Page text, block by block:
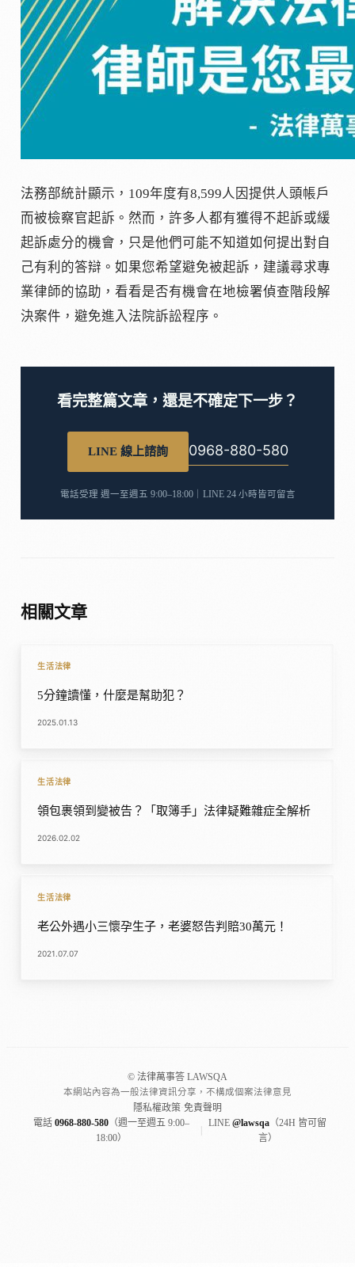
法務部統計顯示，109年度有8,599人因提供人頭帳戶
而被檢察官起訴。然而，許多人都有獲得不起訴或緩
起訴處分的機會，只是他們可能不知道如何提出對自
己有利的答辯。如果您希望避免被起訴，建議尋求專
業律師的協助，看看是否有機會在地檢署偵查階段解
決案件，避免進入法院訴訟程序。
看完整篇文章，還是不確定下一步？
LINE 線上諮詢 0968-880-580
電話受理 週一至週五 9:00–18:00｜LINE 24 小時皆可留言
相關文章
生活法律
5分鐘讀懂，什麼是幫助犯？
2025.01.13
生活法律
領包裹領到變被告？「取簿手」法律疑難雜症全解析
2026.02.02
生活法律
老公外遇小三懷孕生子，老婆怒告判賠30萬元！
2021.07.07
© 法律萬事答 LAWSQA
本網站內容為一般法律資訊分享，不構成個案法律意見
隱私權政策·免責聲明
電話0968-880-580 （週一至週五 9:00–
18:00）
LINE@lawsqa （24H 皆可留
言）